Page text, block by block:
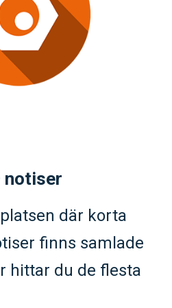
notiser
där korta
finns samlade
hittar du de flesta